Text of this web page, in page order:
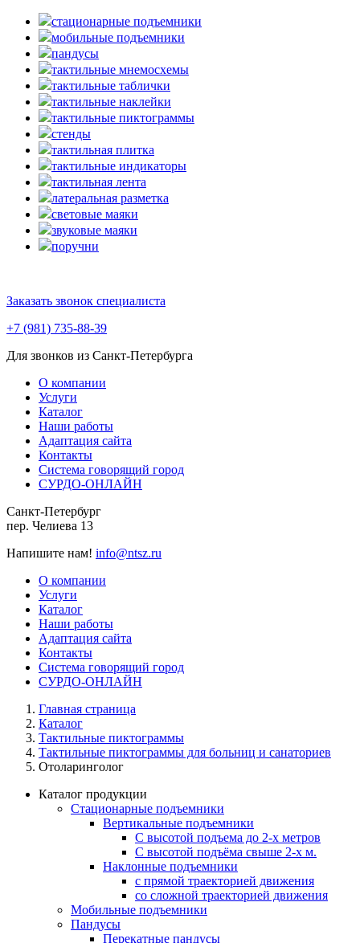
стационарные подъемники
мобильные подъемники
пандусы
тактильные мнемосхемы
тактильные таблички
тактильные наклейки
тактильные пиктограммы
стенды
тактильная плитка
тактильные индикаторы
тактильная лента
латеральная разметка
световые маяки
звуковые маяки
поручни
Заказать звонок специалиста
+7 (981) 735-88-39
Для звонков из Санкт-Петербурга
О компании
Услуги
Каталог
Наши работы
Адаптация сайта
Контакты
Система говорящий город
СУРДО-ОНЛАЙН
Санкт-Петербург
пер. Челиева 13
Напишите нам! info@ntsz.ru
О компании
Услуги
Каталог
Наши работы
Адаптация сайта
Контакты
Система говорящий город
СУРДО-ОНЛАЙН
Главная страница
Каталог
Тактильные пиктограммы
Тактильные пиктограммы для больниц и санаториев
Отоларинголог
Каталог продукции
Стационарные подъемники
Вертикальные подъемники
С высотой подъема до 2-х метров
С высотой подъёма свыше 2-х м.
Наклонные подъемники
с прямой траекторией движения
со сложной траекторией движения
Мобильные подъемники
Пандусы
Перекатные пандусы